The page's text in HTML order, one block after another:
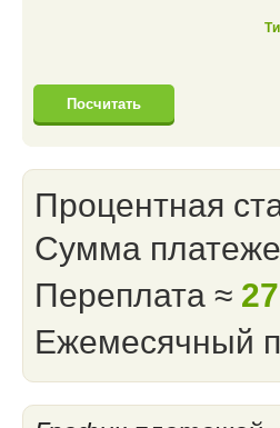
Процентная
Сумма
Переплата ≈
Ежемесячный